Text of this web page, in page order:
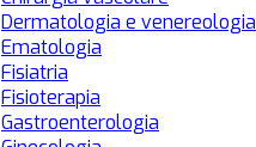
Dermatologia e venereologia
Ematologia
Fisiatria
Fisioterapia
Gastroenterologia